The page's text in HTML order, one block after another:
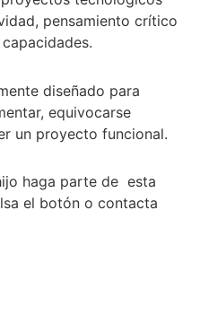
pensamiento crítico
diseñado para
equivocarse
un proyecto funcional.
haga parte de esta
el botón o contacta